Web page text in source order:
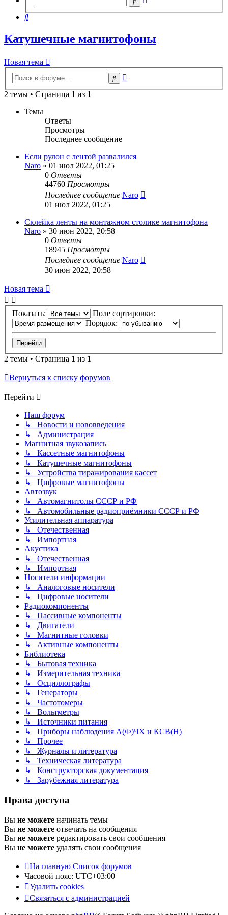
Поиск
Катушечные магнитофоны
Новая
тема
Новая тема
Поиск
2 темы • Страница 1 из 1
Темы
Ответы
Просмотры
Последнее сообщение
Если рулон с лентой развалился
Naro » 01 июл 2022, 01:25
0 Ответы
44760 Просмотры
Последнее сообщение Naro
01 июл 2022, 01:25
Склейка ленты на монтажном столике магнитофона
Naro » 30 июн 2022, 20:58
0 Ответы
18945 Просмотры
Последнее сообщение Naro
30 июн 2022, 20:58
Новая
тема
Новая тема
Показать:
Поле сортировки:
Порядок:
2 темы • Страница 1 из 1
Вернуться к списку форумов
Перейти
Наш форум
↳ Новости и нововведения
↳ Администрация
Магнитная звукозапись
↳ Кассетные магнитофоны
↳ Катушечные магнитофоны
↳ Устройства тиражирования кассет
↳ Цифровые магнитофоны
Автозвук
↳ Автомагнитолы СССР и РФ
↳ Автомобильные радиоприёмники СССР и РФ
Усилительная аппаратура
↳ Отечественная
↳ Импортная
Акустика
↳ Отечественная
↳ Импортная
Носители информации
↳ Аналоговые носители
↳ Цифровые носители
Радиокомпоненты
↳ Пассивные компоненты
↳ Двигатели
↳ Магнитные головки
↳ Активные компоненты
Библиотека
↳ Бытовая техника
↳ Измерительная техника
↳ Осциллографы
↳ Генераторы
↳ Частотомеры
↳ Вольтметры
↳ Источники питания
↳ Приборы наблюдения А(Ф)ЧХ и КСВ(Н)
↳ Прочее
↳ Журналы и литература
↳ Техническая литература
↳ Конструкторская документация
↳ Зарубежная литература
Права доступа
Вы не можете начинать темы
Вы не можете отвечать на сообщения
Вы не можете редактировать свои сообщения
Вы не можете удалять свои сообщения
На главную Список форумов
Часовой пояс: UTC+03:00
Удалить cookies
Связаться с администрацией